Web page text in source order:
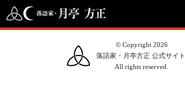
© Copyright 2026
落語家・月亭方正 公式サイト.
All rights reserved.